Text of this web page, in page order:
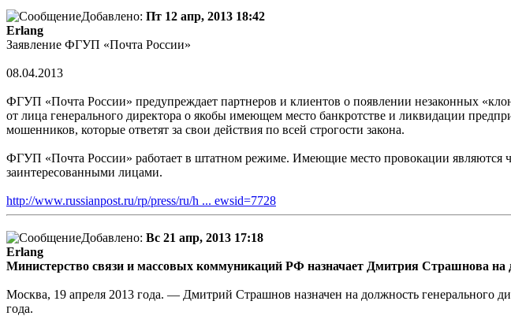
Добавлено: Пт 12 апр, 2013 18:42
Erlang
Заявление ФГУП «Почта России»
08.04.2013
ФГУП «Почта России» предупреждает партнеров и клиентов о появлении незаконных
от лица генерального директора о якобы имеющем место банкротстве и ликвидации
мошенников, которые ответят за свои действия по всей строгости закона.
ФГУП «Почта России» работает в штатном режиме. Имеющие место провокации являются
заинтересованными лицами.
http://www.russianpost.ru/rp/press/ru/h ... ewsid=7728
Добавлено: Вс 21 апр, 2013 17:18
Erlang
Министерство связи и массовых коммуникаций РФ назначает Дмитрия Страшнова на
Москва, 19 апреля 2013 года. — Дмитрий Страшнов назначен на должность генерального
года.